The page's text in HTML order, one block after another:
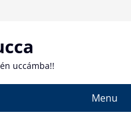
uccámba!!
Menu